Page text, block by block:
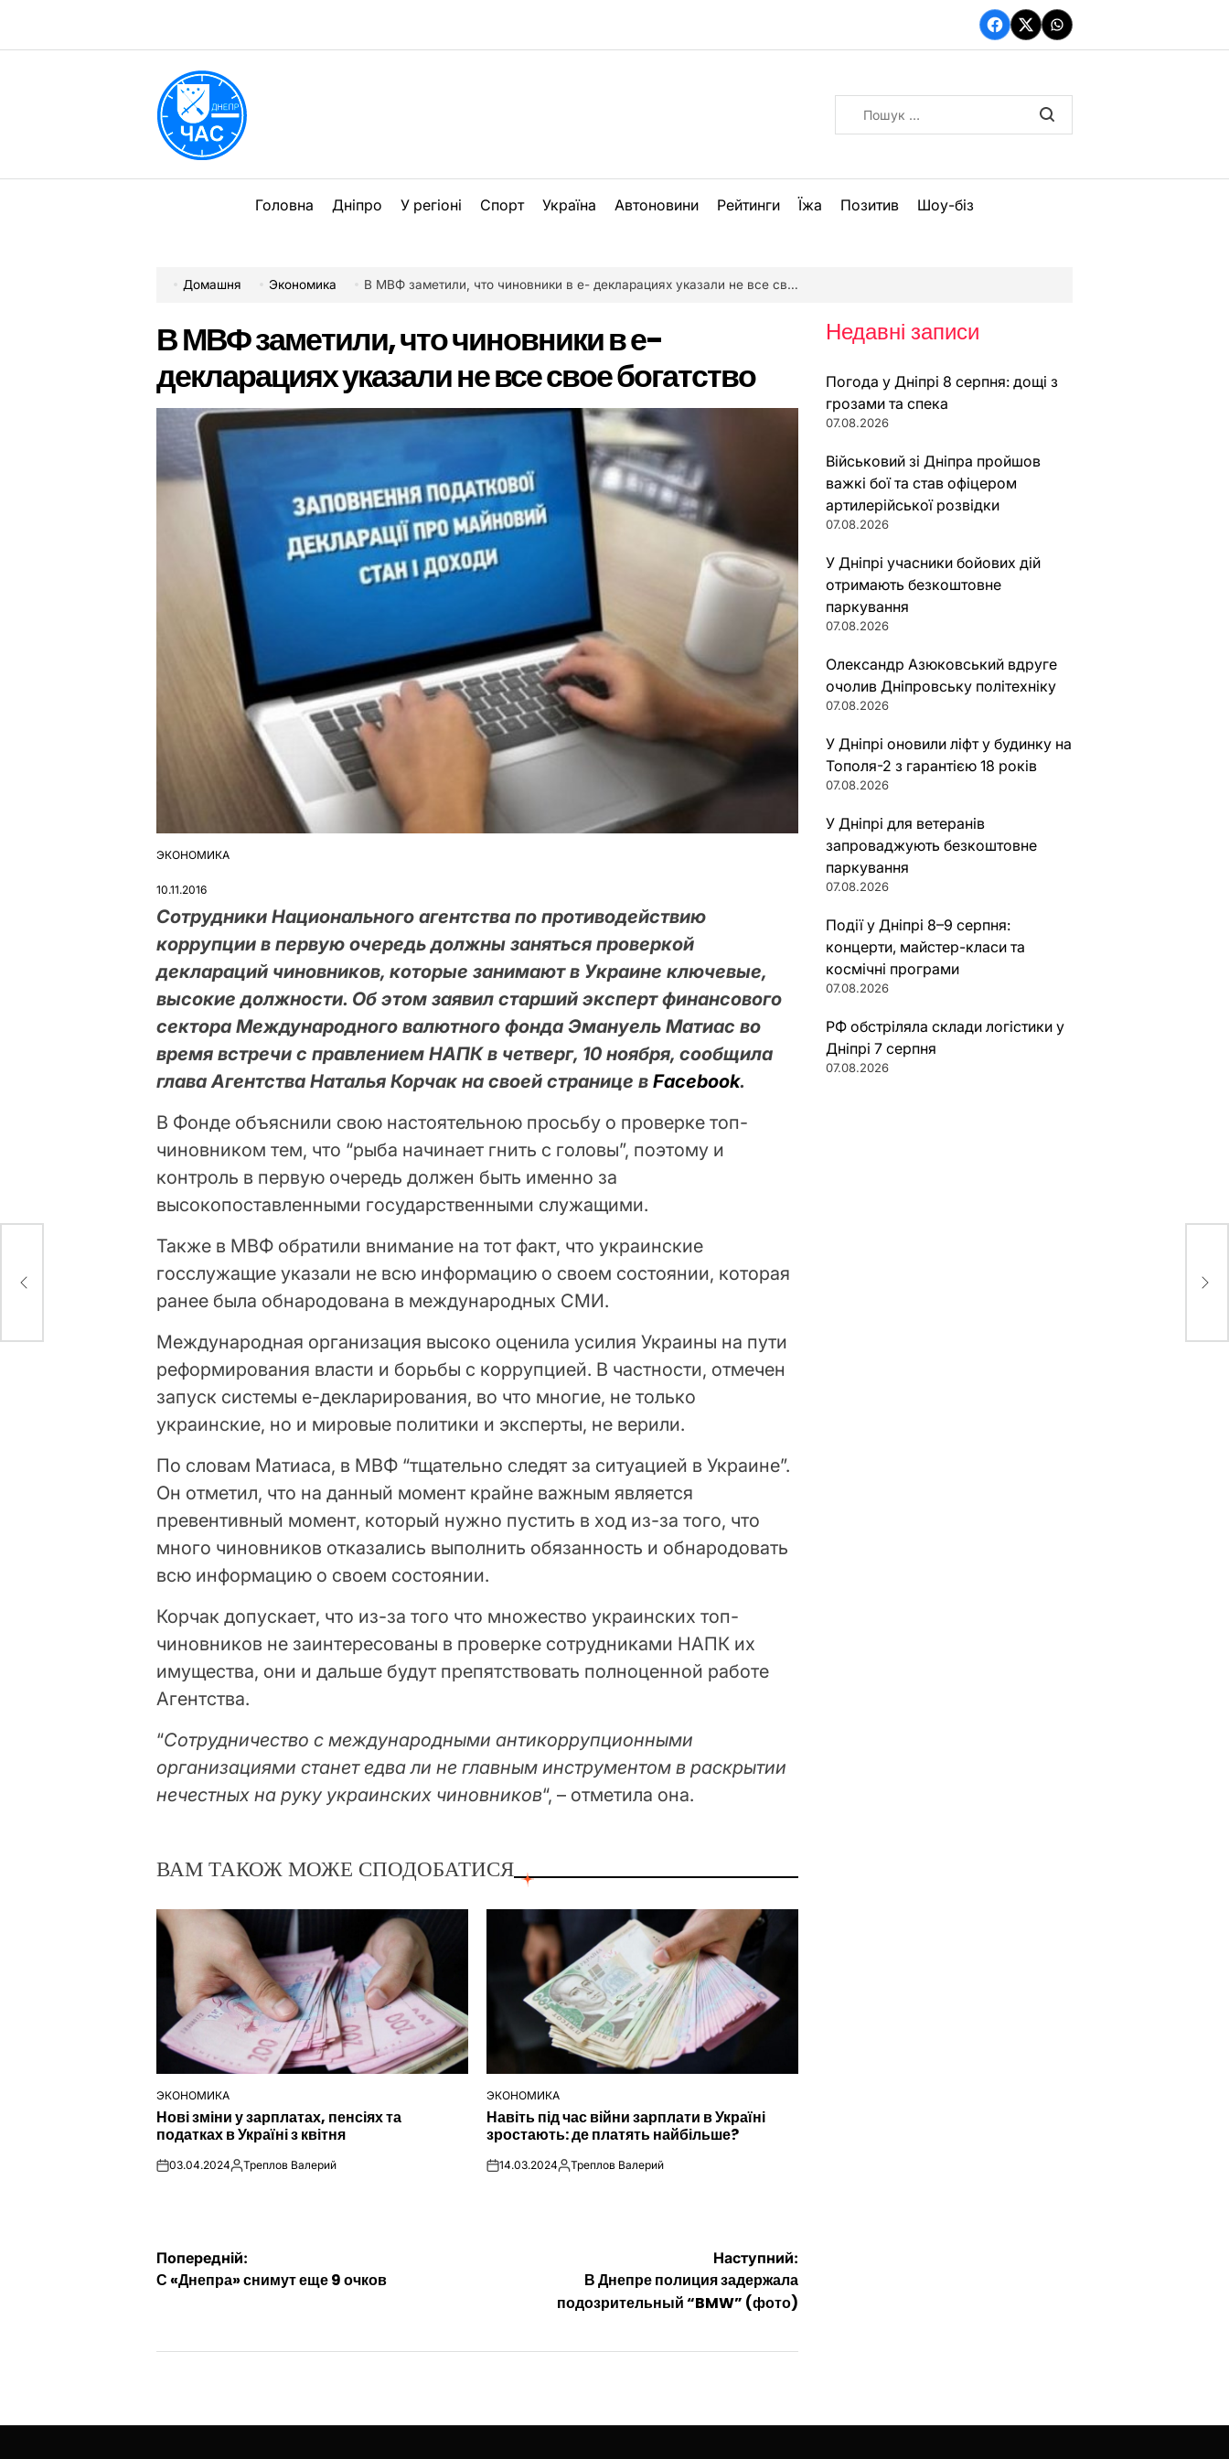
вмісту
Facebook
TwitterWhatsApp
Головна Дніпро У регіоні Спорт Україна Автоновини Рейтинги Їжа Позитив Шоу-біз
Домашня Экономика В МВФ заметили, что чиновники в е- декларациях указали не все свое богатство
В МВФ заметили, что чиновники в е-
декларациях указали не все свое богатство
ОПУБЛІКУВАТИ
ЭКОНОМИКА
10.11.2016
Сотрудники Национального агентства по противодействию
коррупции в первую очередь должны заняться проверкой
деклараций чиновников, которые занимают в Украине ключевые,
высокие должности. Об этом заявил старший эксперт финансового
сектора Международного валютного фонда Эмануель Матиас во
время встречи с правлением НАПК в четверг, 10 ноября, сообщила
глава Агентства Наталья Корчак на своей странице в Facebоok.
В Фонде объяснили свою настоятельною просьбу о проверке топ-
чиновником тем, что “рыба начинает гнить с головы”, поэтому и
контроль в первую очередь должен быть именно за
высокопоставленными государственными служащими.
Также в МВФ обратили внимание на тот факт, что украинские
госслужащие указали не всю информацию о своем состоянии, которая
ранее была обнародована в международных СМИ.
Международная организация высоко оценила усилия Украины на пути
реформирования власти и борьбы с коррупцией. В частности, отмечен
запуск системы е-декларирования, во что многие, не только
украинские, но и мировые политики и эксперты, не верили.
По словам Матиаса, в МВФ “тщательно следят за ситуацией в Украине”.
Он отметил, что на данный момент крайне важным является
превентивный момент, который нужно пустить в ход из-за того, что
много чиновников отказались выполнить обязанность и обнародовать
всю информацию о своем состоянии.
Корчак допускает, что из-за того что множество украинских топ-
чиновников не заинтересованы в проверке сотрудниками НАПК их
имущества, они и дальше будут препятствовать полноценной работе
Агентства.
“Сотрудничество с международными антикоррупционными
организациями станет едва ли не главным инструментом в раскрытии
нечестных на руку украинских чиновников“, – отметила она.
ВАМ ТАКОЖ МОЖЕ СПОДОБАТИСЯ
ОПУБЛІКУВАТИ
У
ЭКОНОМИКА
Нові зміни у зарплатах, пенсіях та
податках в Україні з квітня
on03.04.2024Опубліковано
Треплов Валерий
ОПУБЛІКУВАТИ
У
ЭКОНОМИКА
Навіть під час війни зарплати в Україні
зростають: де платять найбільше?
on14.03.2024Опубліковано
Треплов Валерий
Навігація
Попередній:
С «Днепра» снимут еще 9 очков
Наступний:
В Днепре полиция задержала
подозрительный “BMW” (фото)
Недавні записи
Погода у Дніпрі 8 серпня: дощі з
грозами та спека
07.08.2026
Військовий зі Дніпра пройшов
важкі бої та став офіцером
артилерійської розвідки
07.08.2026
У Дніпрі учасники бойових дій
отримають безкоштовне
паркування
07.08.2026
Олександр Азюковський вдруге
очолив Дніпровську політехніку
07.08.2026
У Дніпрі оновили ліфт у будинку на
Тополя-2 з гарантією 18 років
07.08.2026
У Дніпрі для ветеранів
запроваджують безкоштовне
паркування
07.08.2026
Події у Дніпрі 8–9 серпня:
концерти, майстер-класи та
космічні програми
07.08.2026
РФ обстріляла склади логістики у
Дніпрі 7 серпня
07.08.2026